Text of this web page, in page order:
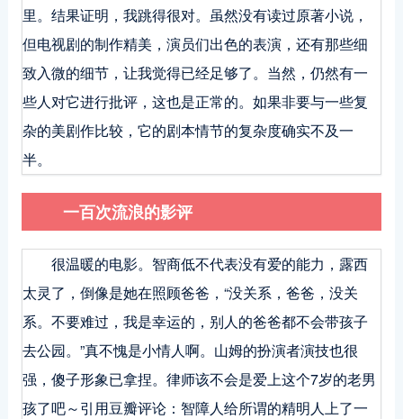
里。结果证明，我跳得很对。虽然没有读过原著小说，
但电视剧的制作精美，演员们出色的表演，还有那些细
致入微的细节，让我觉得已经足够了。当然，仍然有一
些人对它进行批评，这也是正常的。如果非要与一些复
杂的美剧作比较，它的剧本情节的复杂度确实不及一
半。
一百次流浪的影评
很温暖的电影。智商低不代表没有爱的能力，露西
太灵了，倒像是她在照顾爸爸，“没关系，爸爸，没关
系。不要难过，我是幸运的，别人的爸爸都不会带孩子
去公园。”真不愧是小情人啊。山姆的扮演者演技也很
强，傻子形象已拿捏。律师该不会是爱上这个7岁的老男
孩了吧～引用豆瓣评论：智障人给所谓的精明人上了一